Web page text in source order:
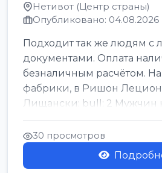
Нетивот (Центр страны)
Опубликовано: 04.08.2026
Подходит так же людям с
документами. Оплата
безналичным расчётом.
фабрики, в Ришон
Лищански: bull; 2 Мужчин
машинку рисовых
30 просмотров